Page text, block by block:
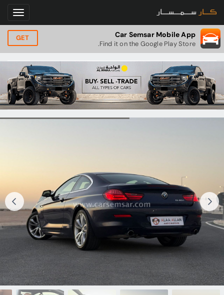
Car Semsar Mobile App
Find it on the Google Play Store.
GET